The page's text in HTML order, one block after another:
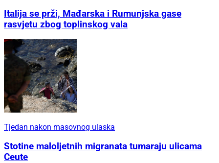
Italija se prži, Mađarska i Rumunjska gase
rasvjetu zbog toplinskog vala
Tjedan nakon masovnog ulaska
Stotine maloljetnih migranata tumaraju ulicama
Ceute